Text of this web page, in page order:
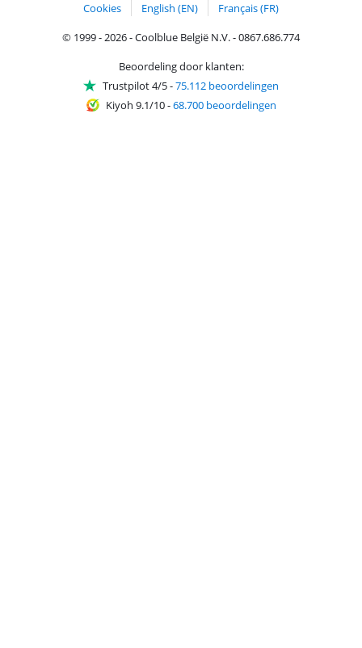
Cookies
English (EN)
Français (FR)
© 1999 - 2026 - Coolblue België N.V. - 0867.686.774
Beoordeling door klanten:
Trustpilot 4/5-75.112 beoordelingen
Kiyoh 9.1/10-68.700 beoordelingen